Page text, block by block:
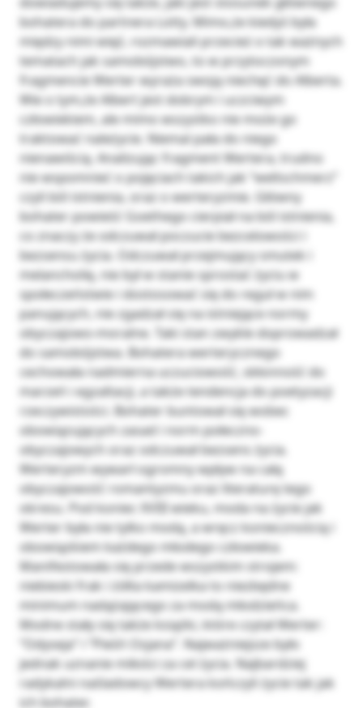
bohatera do partnera Lotty. Mimo,że kiedyś była
między nimi więź, rozmawiali przecież o tak ważnych
tematach jak samobójstwo, to w przytoczonym
fragmencie Werter wyraża swoją niechęć do Alberta.
Wie o tym,że Albert jest dobrym i uczciwym
człowiekiem, ale mimo wszystko nie może go
traktować należycie. Niemal pała do niego
nienawiścią. Analizując fragment Wertera, trudno
nie wspomnieć o pojęciach takich jak ‘‘weltschmerz’’
czyli ból istnienia, oraz o werteryzmie. Główny
bohater powieść Goethego cierpiał na ból istnienia,
co znaczy że odczuwał poczucie bezcelowości i
bezsensu życia. Odczuwał przejmujący smutek i
melancholię, nie był w stanie sprostać życiu w
społeczeństwie i dostosować się do reguł w nim
panujących, nie zgadzał się na istniejące normy
obyczajowo-moralne. Taki stan zwykle doprowadzał
do samobójstwa. Bohatera werterycznego
cechowała nadmierna uczuciowość, skłonność do
marzeń i egzaltacji, a także tendencja do poetyzacji
rzeczywistości. Bohater buntował się wobec
obowiązujących zasad i norm połeczno-
obyczajowych oraz odczuwał bezsens życia.
Werteryzm wywarł ogromny wpływ na całą
obyczajowość romantyzmu oraz literaturę tego
okresu. Pod koniec XVIII wieku, moda na życie jak
Werter była nie tylko modą, a wręcz koniecznością i
obowiązkiem każdego młodego człowieka.
Manifestowała się przede wszystkim strojem:
niebieski frak i żółta kamizelka to niezbędne
minimum nadążającego za modą młodzieńca.
Modne stały się także książki, które czytał Werter:
‘‘Odyseja’’ i ‘‘Pieśń Osjana’’. Najważniejsze było
jednak uznanie miłości za cel życia. Najbardziej
radykalni naśladowcy Wertera kończyli życie tak jak
ich bohater.